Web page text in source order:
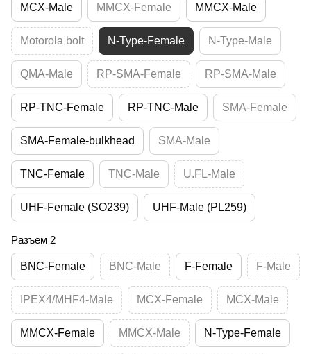
MCX-Male MMCX-Female MMCX-Male
Motorola bolt N-Type-Female N-Type-Male
QMA-Male RP-SMA-Female RP-SMA-Male
RP-TNC-Female RP-TNC-Male SMA-Female
SMA-Female-bulkhead SMA-Male
TNC-Female TNC-Male U.FL-Male
UHF-Female (SO239) UHF-Male (PL259)
Разъем 2
BNC-Female BNC-Male F-Female F-Male
IPEX4/MHF4-Male MCX-Female MCX-Male
MMCX-Female MMCX-Male N-Type-Female